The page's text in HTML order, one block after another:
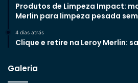
Produtos de Limpeza Impact:
Merlin para limpeza pesada
4 dias atrás
Clique e retire na Leroy Merlin:
Galeria